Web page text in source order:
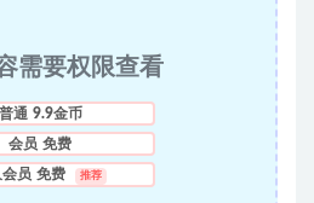
需要权限查看
普通 9.9金币
会员 免费
员 免费 推荐